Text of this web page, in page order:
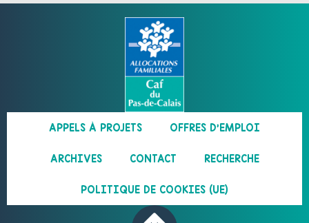
APPELS À PROJETS OFFRES D’EMPLOI
ARCHIVES CONTACT RECHERCHE
POLITIQUE DE COOKIES (UE)